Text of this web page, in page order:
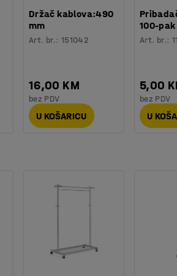
Držač kablova:490
mm
Art. br.: 151042
16,00 KM
bez PDV
U KOŠARICU
100-pak
Art. br.:
5,00
bez PDV
U